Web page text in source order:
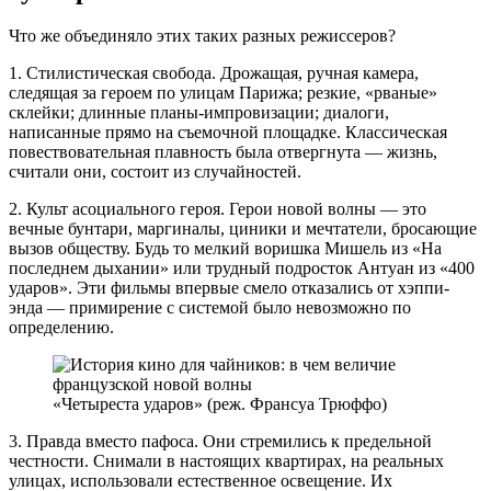
Что же объединяло этих таких разных режиссеров?
1. Стилистическая свобода. Дрожащая, ручная камера,
следящая за героем по улицам Парижа; резкие, «рваные»
склейки; длинные планы-импровизации; диалоги,
написанные прямо на съемочной площадке. Классическая
повествовательная плавность была отвергнута — жизнь,
считали они, состоит из случайностей.
2. Культ асоциального героя. Герои новой волны — это
вечные бунтари, маргиналы, циники и мечтатели, бросающие
вызов обществу. Будь то мелкий воришка Мишель из «На
последнем дыхании» или трудный подросток Антуан из «400
ударов». Эти фильмы впервые смело отказались от хэппи-
энда — примирение с системой было невозможно по
определению.
«Четыреста ударов» (реж. Франсуа Трюффо)
3. Правда вместо пафоса. Они стремились к предельной
честности. Снимали в настоящих квартирах, на реальных
улицах, использовали естественное освещение. Их